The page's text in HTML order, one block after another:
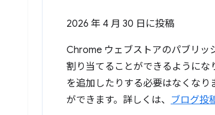
2026 年 4 月 30 日 に投稿
Chrome ウェブストアのパブリッ
割り当てることができるように
を追加したりする必要はなくな
ができます。詳しくは、 ブログ投